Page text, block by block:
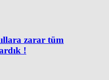
zarar tüm
!